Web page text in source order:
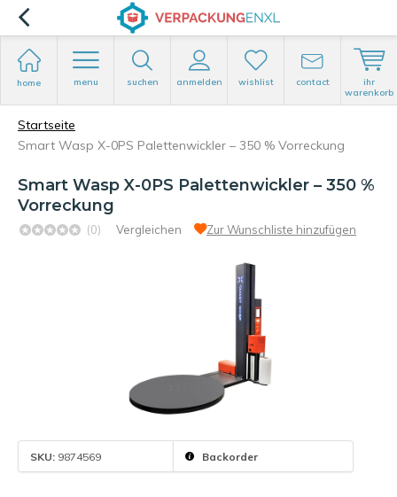
home menu suchen anmelden wishlist contact
ihr
warenkorb
Startseite
Smart Wasp X-0PS Palettenwickler – 350 % Vorreckung
Smart Wasp X-0PS Palettenwickler – 350 %
Vorreckung
(0) Vergleichen Zur Wunschliste hinzufügen
SKU: 9874569 Backorder